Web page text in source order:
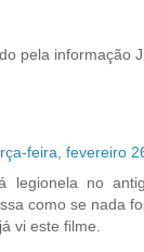
pela informação
feira, fevereiro
legionela no
como se nada
vi este filme.